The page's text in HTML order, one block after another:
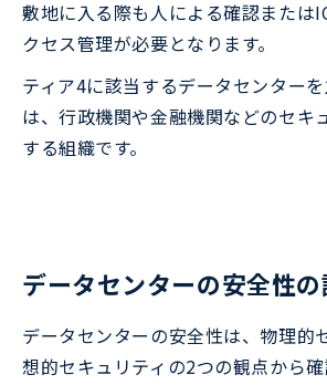
敷地に入る際も人による確認または
クセス管理が必要となります。
ティア4に該当するデータセンター
は、行政機関や金融機関などのセキ
する組織です。
データセンターの安全性
データセンターの安全性は、物理的
想的セキュリティの2つの観点から確